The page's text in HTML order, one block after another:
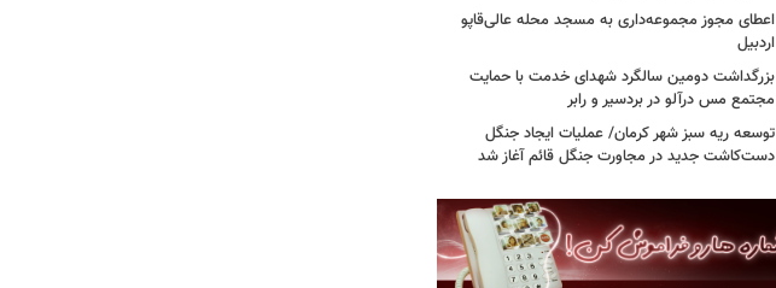
اعطای مجوز مجموعه‌داری به مسجد محله عالی‌قاپو
اردبیل
بزرگداشت دومین سالگرد شهدای خدمت با حمایت
مجتمع مس درآلو در بردسیر و رابر
توسعه ریه سبز شهر کرمان/ عملیات ایجاد جنگل
دست‌کاشت جدید در مجاورت جنگل قائم آغاز شد